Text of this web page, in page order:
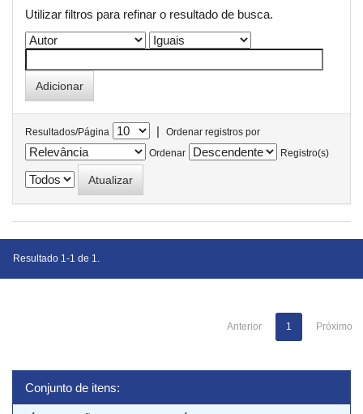
Utilizar filtros para refinar o resultado de busca.
Resultados/Página |
Ordenar registros por
Ordenar
Registro(s)
Resultado 1-1 de 1.
Anterior 1 Próximo
Conjunto de itens: